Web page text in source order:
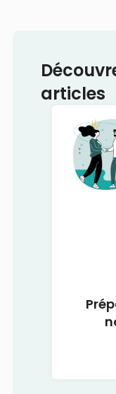
articles